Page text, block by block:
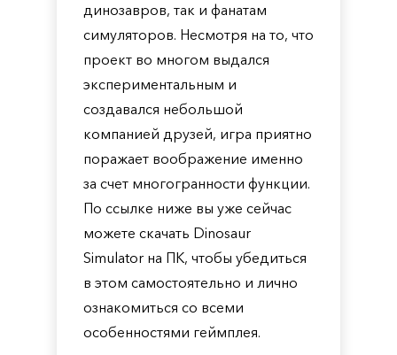
динозавров, так и фанатам
симуляторов. Несмотря на то, что
проект во многом выдался
экспериментальным и
создавался небольшой
компанией друзей, игра приятно
поражает воображение именно
за счет многогранности функции.
По ссылке ниже вы уже сейчас
можете скачать Dinosaur
Simulator на ПК, чтобы убедиться
в этом самостоятельно и лично
ознакомиться со всеми
особенностями геймплея.